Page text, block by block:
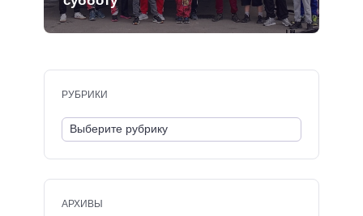
РУБРИКИ
АРХИВЫ